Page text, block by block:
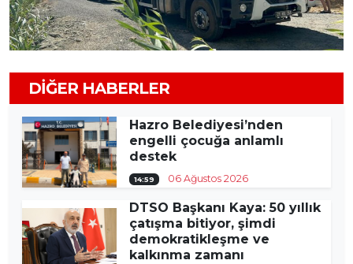
DIĞER HABERLER
Hazro Belediyesi’nden
engelli çocuğa anlamlı
destek
14:59 06 Ağustos 2026
DTSO Başkanı Kaya: 50 yıllık
çatışma bitiyor, şimdi
demokratikleşme ve
kalkınma zamanı